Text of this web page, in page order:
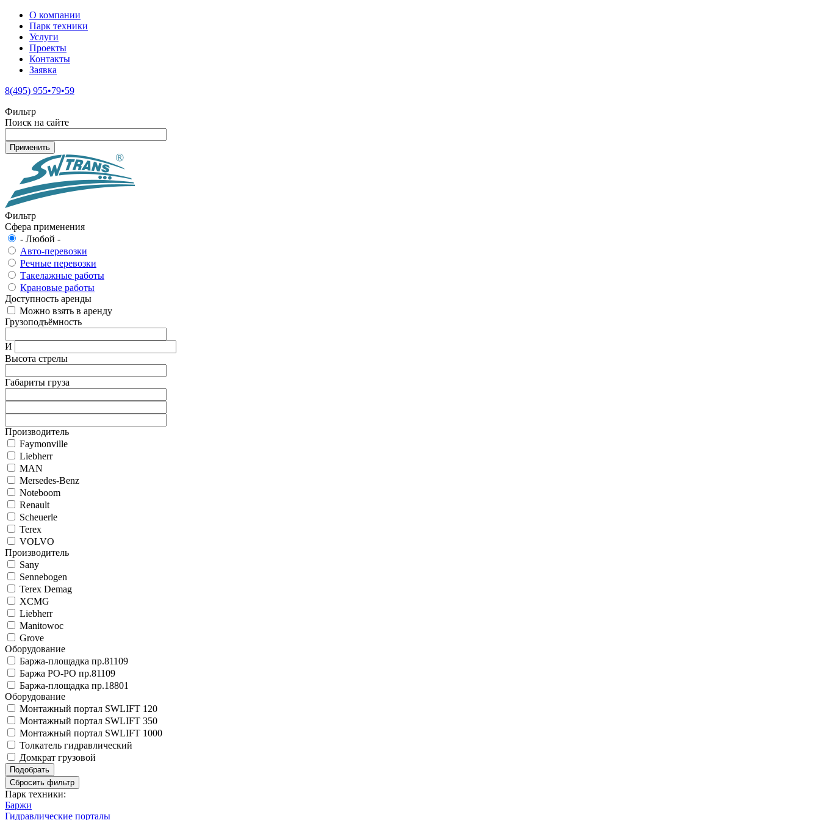
О компании
Парк техники
Услуги
Проекты
Контакты
Заявка
8(495) 955•79•59
Фильтр
Поиск на сайте
Фильтр
Сфера применения
- Любой -
Авто-перевозки
Речные перевозки
Такелажные работы
Крановые работы
Доступность аренды
Можно взять в аренду
Грузоподъёмность
И
Высота стрелы
Габариты груза
Производитель
Faymonville
Liebherr
MAN
Mersedes-Benz
Noteboom
Renault
Scheuerle
Terex
VOLVO
Производитель
Sany
Sennebogen
Terex Demag
XCMG
Liebherr
Manitowoc
Grove
Оборудование
Баржа-площадка пр.81109
Баржа РО-РО пр.81109
Баржа-площадка пр.18801
Оборудование
Монтажный портал SWLIFT 120
Монтажный портал SWLIFT 350
Монтажный портал SWLIFT 1000
Толкатель гидравлический
Домкрат грузовой
Парк техники:
Баржи
Гидравлические порталы